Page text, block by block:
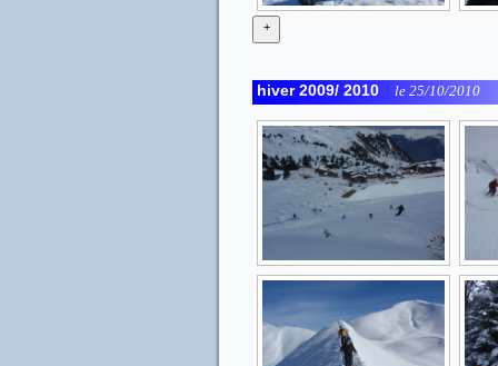
+
hiver 2009/ 2010 le 25/10/2010